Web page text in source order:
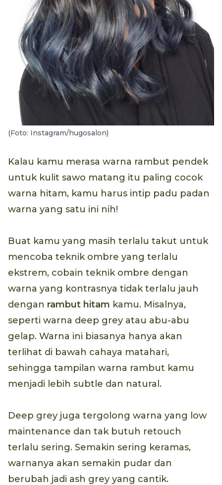
(Foto: Instagram/hugosalon)
Kalau kamu merasa warna rambut pendek
untuk kulit sawo matang itu paling cocok
warna hitam, kamu harus intip padu padan
warna yang satu ini nih!
Buat kamu yang masih terlalu takut untuk
mencoba teknik ombre yang terlalu
ekstrem, cobain teknik ombre dengan
warna yang kontrasnya tidak terlalu jauh
dengan rambut hitam kamu. Misalnya,
seperti warna deep grey atau abu-abu
gelap. Warna ini biasanya hanya akan
terlihat di bawah cahaya matahari,
sehingga tampilan warna rambut kamu
menjadi lebih subtle dan natural.
Deep grey juga tergolong warna yang low
maintenance dan tak butuh retouch
terlalu sering. Semakin sering keramas,
warnanya akan semakin pudar dan
berubah jadi ash grey yang cantik.